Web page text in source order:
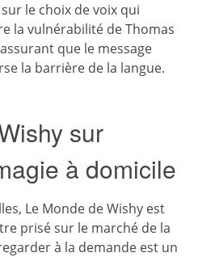
le choix de voix qui
la vulnérabilité de Thomas
que le message
la barrière de la langue.
sur
à domicile
Le Monde de Wishy est
prisé sur le marché de la
à la demande est un